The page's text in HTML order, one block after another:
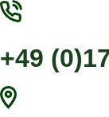
Zum
springen
+49